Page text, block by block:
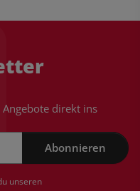
direkt ins
Abonnieren
unseren